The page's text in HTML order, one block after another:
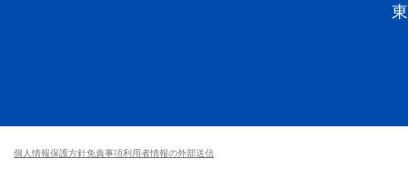
個人情報保護方針免責事項利用者情報の外部送信